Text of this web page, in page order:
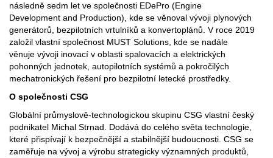
následně sedm let ve společnosti EDePro (Engine
Development and Production), kde se věnoval vývoji plynových
generátorů, bezpilotních vrtulníků a konvertoplánů. V roce 2019
založil vlastní společnost MUST Solutions, kde se nadále
věnuje vývoji inovací v oblasti spalovacích a elektrických
pohonných jednotek, autopilotních systémů a pokročilých
mechatronických řešení pro bezpilotní letecké prostředky.
O společnosti CSG
Globální průmyslově-technologickou skupinu CSG vlastní český
podnikatel Michal Strnad. Dodává do celého světa technologie,
které přispívají k bezpečnější a stabilnější budoucnosti. CSG se
zaměřuje na vývoj a výrobu strategicky významných produktů,